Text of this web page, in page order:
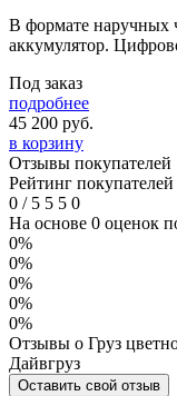
В формате наручных
аккумулятор.
Под заказ
подробнее
45 200 руб.
в корзину
Отзывы покупателей
Рейтинг покупателей
0 /5 5 5 0
На основе 0 оценок
0%
0%
0%
0%
0%
Отзывы о Груз
Дайвгруз
Оставить свой отзыв